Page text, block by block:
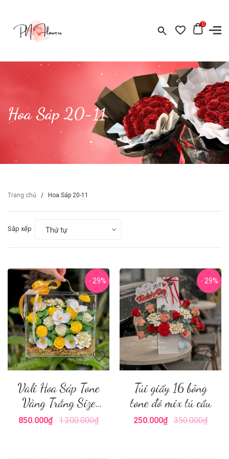
0
Hoa Sáp 20-11
Trang chủ / Hoa Sáp 20-11
Sắp xếp Thứ tự
- 29%
Vali Hoa Sáp Tone
Vàng Trắng Size
Nhỏ
850.000₫ 1.200.000₫
- 29%
Túi giấy 16 bông
tone đỏ mix tú cầu
250.000₫ 350.000₫